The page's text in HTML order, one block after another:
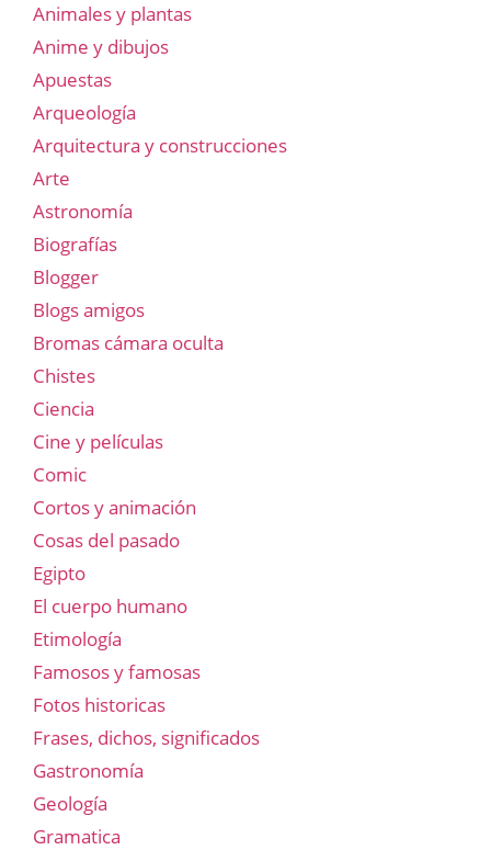
Animales y plantas
Anime y dibujos
Apuestas
Arqueología
Arquitectura y construcciones
Arte
Astronomía
Biografías
Blogger
Blogs amigos
Bromas cámara oculta
Chistes
Ciencia
Cine y películas
Comic
Cortos y animación
Cosas del pasado
Egipto
El cuerpo humano
Etimología
Famosos y famosas
Fotos historicas
Frases, dichos, significados
Gastronomía
Geología
Gramatica